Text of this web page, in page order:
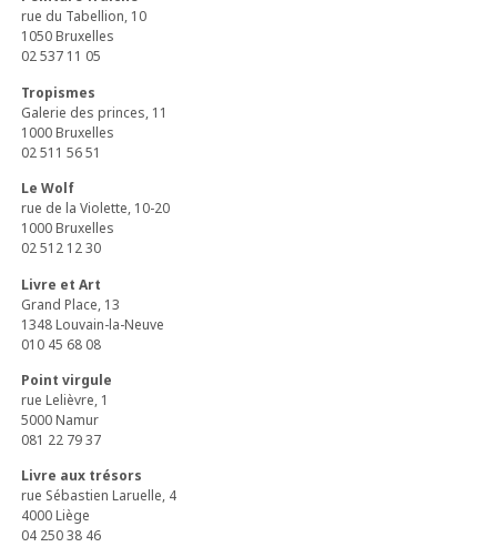
rue du Tabellion, 10
1050 Bruxelles
02 537 11 05
Tropismes
Galerie des princes, 11
1000 Bruxelles
02 511 56 51
Le Wolf
rue de la Violette, 10-20
1000 Bruxelles
02 512 12 30
Livre et Art
Grand Place, 13
1348 Louvain-la-Neuve
010 45 68 08
Point virgule
rue Lelièvre, 1
5000 Namur
081 22 79 37
Livre aux trésors
rue Sébastien Laruelle, 4
4000 Liège
04 250 38 46